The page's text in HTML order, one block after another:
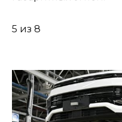
5 из 8